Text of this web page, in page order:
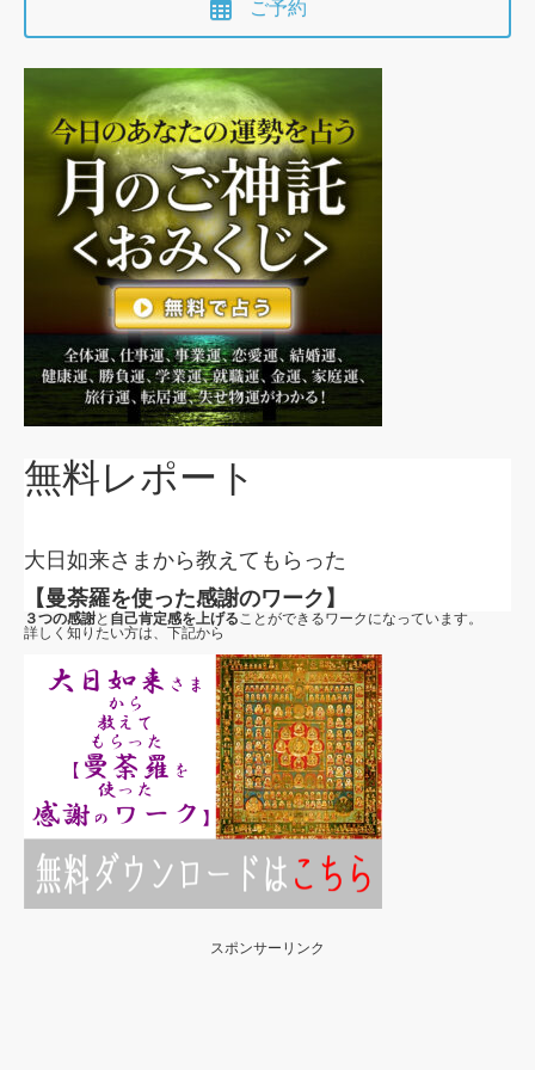
ご予約
無料レポート
大日如来さまから教えてもらった
【曼荼羅を使った感謝のワーク】
３つの感謝と 自己肯定感を上げる ことができるワークになっています。
詳しく知りたい方は、下記から
スポンサーリンク